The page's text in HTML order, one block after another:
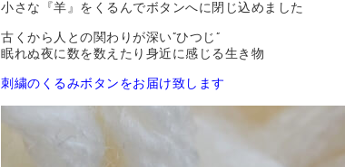
小さな『羊』をくるんでボタンへに閉じ込めました
古くから人との関わりが深い”ひつじ”
眠れぬ夜に数を数えたり身近に感じる生き物
刺繍のくるみボタンをお届け致します